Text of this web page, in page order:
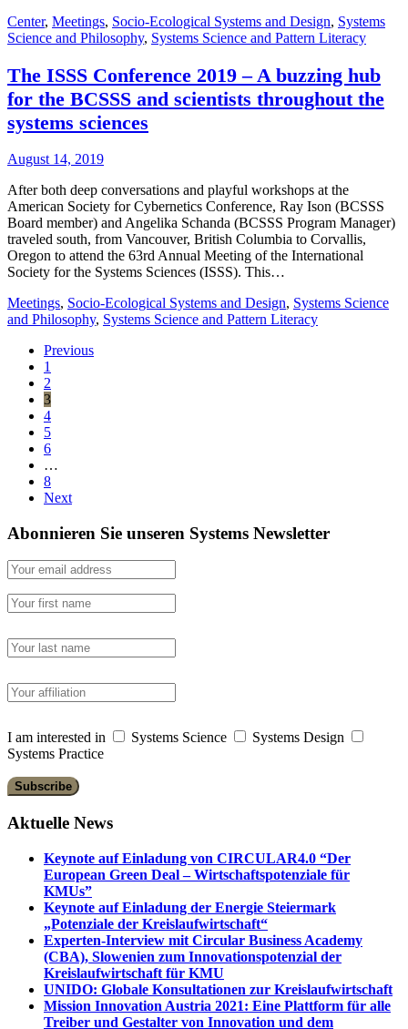
Center, Meetings, Socio-Ecological Systems and Design, Systems
Science and Philosophy, Systems Science and Pattern Literacy
The ISSS Conference 2019 – A buzzing hub
for the BCSSS and scientists throughout the
systems sciences
August 14, 2019
After both deep conversations and playful workshops at the
American Society for Cybernetics Conference, Ray Ison (BCSSS
Board member) and Angelika Schanda (BCSSS Program Manager)
traveled south, from Vancouver, British Columbia to Corvallis,
Oregon to attend the 63rd Annual Meeting of the International
Society for the Systems Sciences (ISSS). This…
Meetings, Socio-Ecological Systems and Design, Systems Science
and Philosophy, Systems Science and Pattern Literacy
Previous
1
2
3
4
5
6
…
8
Next
Abonnieren Sie unseren Systems Newsletter
I am interested in Systems Science
Systems Design
Systems Practice
Aktuelle News
Keynote auf Einladung von CIRCULAR4.0 “Der
European Green Deal – Wirtschaftspotenziale für
KMUs”
Keynote auf Einladung der Energie Steiermark
„Potenziale der Kreislaufwirtschaft“
Experten-Interview mit Circular Business Academy
(CBA), Slowenien zum Innovationspotenzial der
Kreislaufwirtschaft für KMU
UNIDO: Globale Konsultationen zur Kreislaufwirtschaft
Mission Innovation Austria 2021: Eine Plattform für alle
Treiber und Gestalter von Innovation und dem